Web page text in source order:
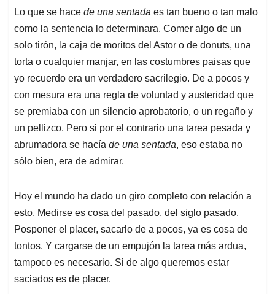
Lo que se hace de una sentada es tan bueno o tan malo
como la sentencia lo determinara. Comer algo de un
solo tirón, la caja de moritos del Astor o de donuts, una
torta o cualquier manjar, en las costumbres paisas que
yo recuerdo era un verdadero sacrilegio. De a pocos y
con mesura era una regla de voluntad y austeridad que
se premiaba con un silencio aprobatorio, o un regaño y
un pellizco. Pero si por el contrario una tarea pesada y
abrumadora se hacía de una sentada, eso estaba no
sólo bien, era de admirar.
Hoy el mundo ha dado un giro completo con relación a
esto. Medirse es cosa del pasado, del siglo pasado.
Posponer el placer, sacarlo de a pocos, ya es cosa de
tontos. Y cargarse de un empujón la tarea más ardua,
tampoco es necesario. Si de algo queremos estar
saciados es de placer.